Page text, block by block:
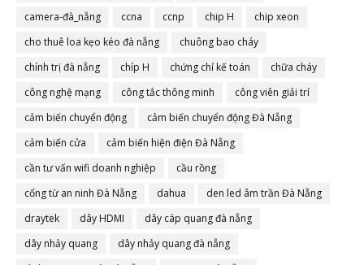
camera-đà_nẵng
ccna ccnp chip H
chip xeon
cho thuê loa kẹo kéo đà nẵng
chuông bao cháy
chính trị đà nẵng
chíp H chứng chỉ kế toán
chữa cháy
công nghệ mạng
công tắc thông minh
công viên giải trí
cảm biến chuyển động
cảm biến chuyển động Đà Nẵng
cảm biến cửa
cảm biến hiện điện Đà Nẵng
cần tư vấn wifi doanh nghiệp
cầu rồng
cổng từ an ninh Đà Nẵng
dahua
den led âm trần Đà Nẵng
draytek
dây HDMI
dây cáp quang đà nẵng
dây nhảy quang
dây nhảy quang đà nẵng